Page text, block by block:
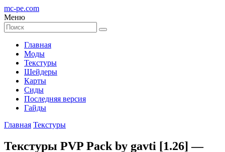
mc-pe.com
Меню
Главная
Моды
Текстуры
Шейдеры
Карты
Сиды
Последняя версия
Гайды
Главная Текстуры
Текстуры PVP Pack by gavti [1.26] —